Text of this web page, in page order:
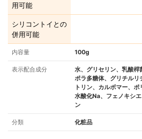
用可能
シリコントイとの
併用可能
内容量 100g
表示配合成分
水、グリセリン、乳酸桿
ポラ多糖体、グリチル
トリン、カルボマー、ポ
水酸化Na、フェノキシ
ン
分類 化粧品